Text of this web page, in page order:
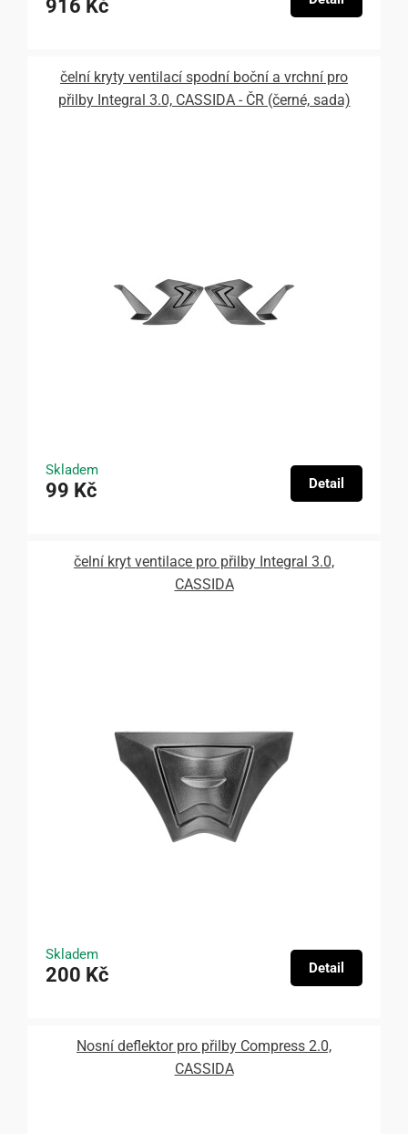
916 Kč
čelní kryty ventilací spodní boční a vrchní pro
přilby Integral 3.0, CASSIDA - ČR (černé, sada)
Skladem
99 Kč Detail
čelní kryt ventilace pro přilby Integral 3.0,
CASSIDA
Skladem
200 Kč Detail
Nosní deflektor pro přilby Compress 2.0,
CASSIDA